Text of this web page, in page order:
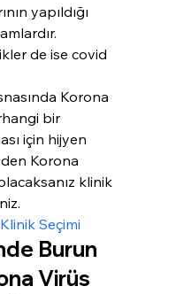
yapıldığı
de ise covid
Korona
bir
için hijyen
Korona
klinik
Seçimi
Burun
Virüs